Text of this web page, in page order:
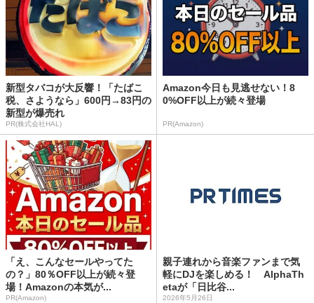
新型タバコが大反響！「たばこ
税、さようなら」600円→83円の
新型が爆売れ
PR(株式会社HAL)
Amazon今日も見逃せない！8
0%OFF以上が続々登場
PR(Amazon)
「え、こんなセールやってた
の？」80％OFF以上が続々登
場！Amazonの本気が...
PR(Amazon)
親子連れから音楽ファンまで気
軽にDJを楽しめる！ AlphaTh
etaが「日比谷...
2026年5月26日